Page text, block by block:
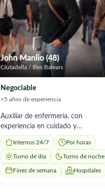
John Manlio (48)
Ciutadella / Illes Balears
Negociable
>5 años de experiencia
Auxiliar de enfermería, con
experiencia en cuidado y
acompañamiento de adultos
mayores, personas en condición de
enfermedad y/o discapacidad;
ofrezco mis servicios para el
cuidado por horas o por jornada
Internos 24/7 Por horas
Turno de día Turno de noche
Fines de semana Hospitales